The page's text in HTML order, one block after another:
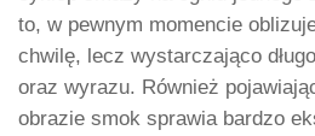
to, w pewnym momencie
chwilę, lecz wystarczająco
oraz wyrazu. Również
obrazie smok sprawia bardzo